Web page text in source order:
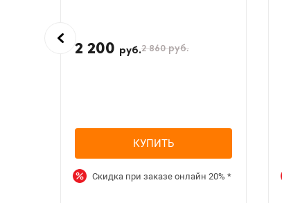
2 200 руб.2 860руб.
КУПИТЬ
Скидка при заказе онлайн 20% *